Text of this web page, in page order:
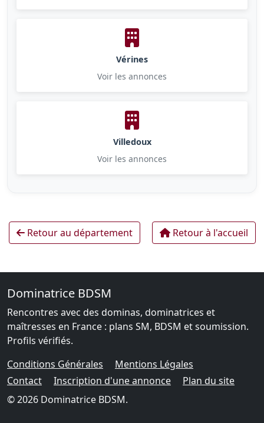
Vérines
Voir les annonces
Villedoux
Voir les annonces
Retour au département Retour à l'accueil
Dominatrice BDSM
Rencontres avec des dominas, dominatrices et
maîtresses en France : plans SM, BDSM et soumission.
Profils vérifiés.
Conditions Générales
Mentions Légales
Contact
Inscription d'une annonce
Plan du site
© 2026 Dominatrice BDSM.